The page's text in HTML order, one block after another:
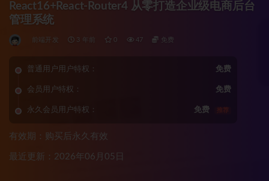
React16+React-Router4 从零打造企业级电商后台
管理系统
前端开发 3 年前 0 47 免费
普通用户用户特权： 免费
会员用户特权： 免费
永久会员用户特权： 免费 推荐
有效期：购买后永久有效
最近更新：2026年06月05日